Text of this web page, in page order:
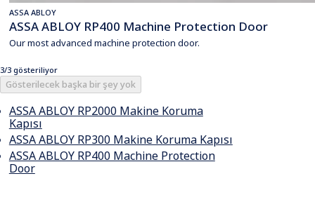
ASSA ABLOY
ASSA ABLOY RP400 Machine Protection Door
Our most advanced machine protection door.
3/3 gösteriliyor
Gösterilecek başka bir şey yok
ASSA ABLOY RP2000 Makine Koruma
Kapısı
ASSA ABLOY RP300 Makine Koruma Kapısı
ASSA ABLOY RP400 Machine Protection
Door